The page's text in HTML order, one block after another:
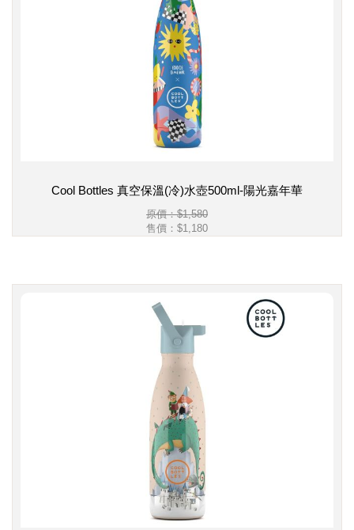
Cool Bottles 真空保溫(冷)水壺500ml-陽光嘉年華
原價：$1,580
售價： $1,180